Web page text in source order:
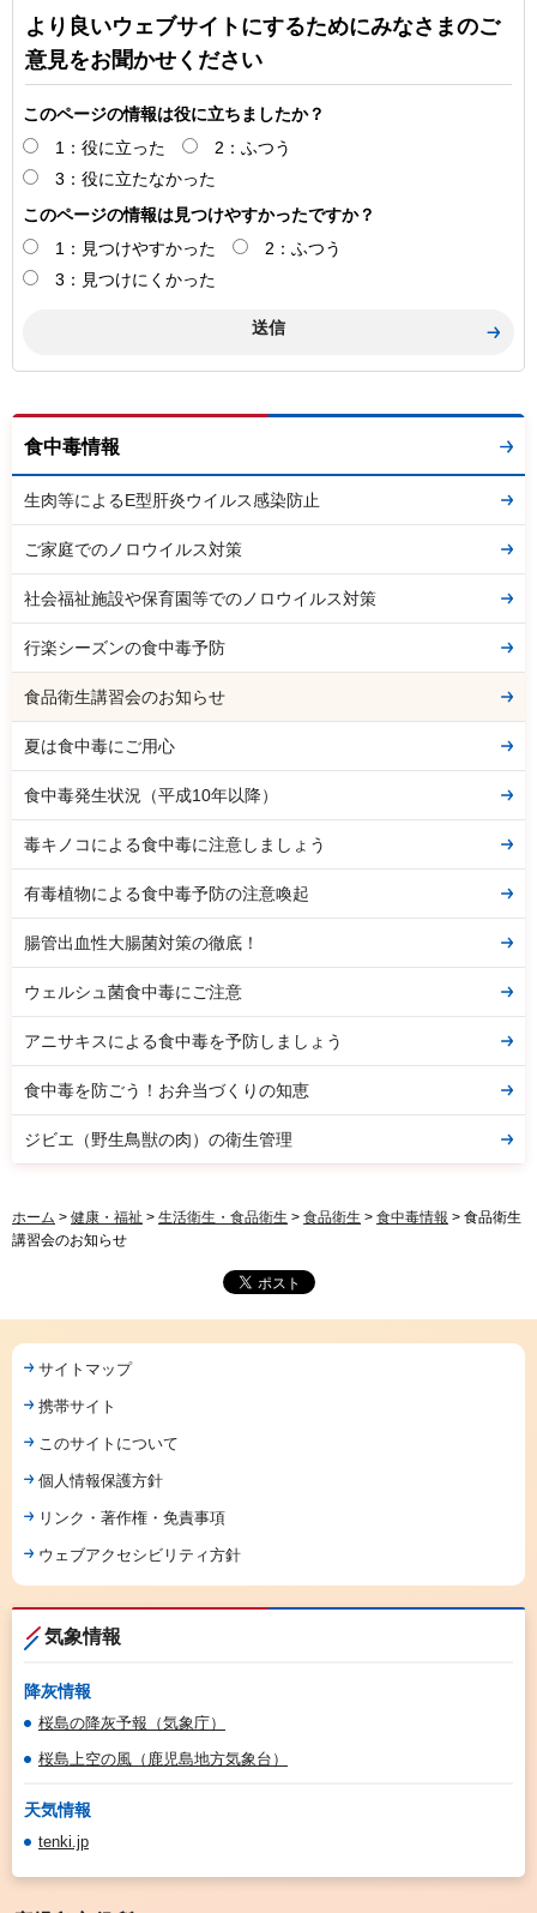
より良いウェブサイトにするためにみなさまのご
意見をお聞かせください
このページの情報は役に立ちましたか？
1：役に立った
2：ふつう
3：役に立たなかった
このページの情報は見つけやすかったですか？
1：見つけやすかった
2：ふつう
3：見つけにくかった
食中毒情報
生肉等によるE型肝炎ウイルス感染防止
ご家庭でのノロウイルス対策
社会福祉施設や保育園等でのノロウイルス対策
行楽シーズンの食中毒予防
食品衛生講習会のお知らせ
夏は食中毒にご用心
食中毒発生状況（平成10年以降）
毒キノコによる食中毒に注意しましょう
有毒植物による食中毒予防の注意喚起
腸管出血性大腸菌対策の徹底！
ウェルシュ菌食中毒にご注意
アニサキスによる食中毒を予防しましょう
食中毒を防ごう！お弁当づくりの知恵
ジビエ（野生鳥獣の肉）の衛生管理
ホーム > 健康・福祉 > 生活衛生・食品衛生 > 食品衛生 > 食中毒情報 > 食品衛生
講習会のお知らせ
サイトマップ
携帯サイト
このサイトについて
個人情報保護方針
リンク・著作権・免責事項
ウェブアクセシビリティ方針
気象情報
降灰情報
桜島の降灰予報（気象庁）
桜島上空の風（鹿児島地方気象台）
天気情報
tenki.jp